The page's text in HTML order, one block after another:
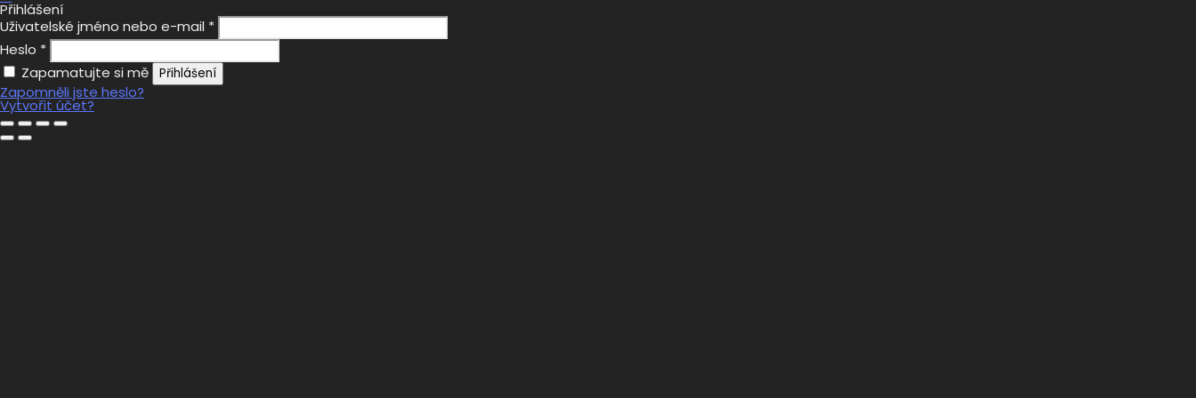
Přihlášení
Uživatelské jméno nebo e-mail *
Heslo *
Zapamatujte si mě
Přihlášení
Zapomněli jste heslo?
Vytvořit účet?